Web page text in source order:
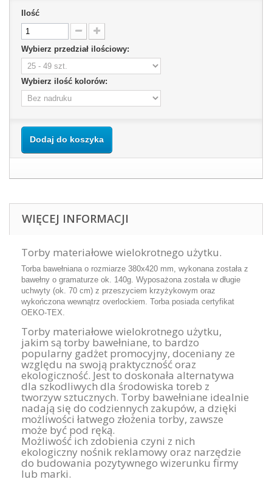
Ilość
Wybierz przedział ilościowy:
Wybierz ilość kolorów:
Dodaj do koszyka
WIĘCEJ INFORMACJI
Torby materiałowe wielokrotnego użytku.
Torba bawełniana o rozmiarze 380x420 mm, wykonana została z
bawełny o gramaturze ok. 140g. Wyposażona została w długie
uchwyty (ok. 70 cm) z przeszyciem krzyżykowym oraz
wykończona wewnątrz overlockiem. Torba posiada certyfikat
OEKO-TEX.
Torby materiałowe wielokrotnego użytku,
jakim są torby bawełniane, to bardzo
popularny gadżet promocyjny, doceniany ze
względu na swoją praktyczność oraz
ekologiczność. Jest to doskonała alternatywa
dla szkodliwych dla środowiska toreb z
tworzyw sztucznych. Torby bawełniane idealnie
nadają się do codziennych zakupów, a dzięki
możliwości łatwego złożenia torby, zawsze
może być pod ręką.
Możliwość ich zdobienia czyni z nich
ekologiczny nośnik reklamowy oraz narzędzie
do budowania pozytywnego wizerunku firmy
lub marki.